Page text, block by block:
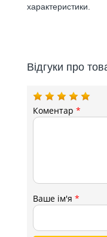
характеристики.
Відгуки про
Коментар*
Ваше ім'я*